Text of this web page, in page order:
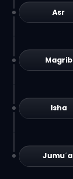
Asr
Magrib
Isha
Jumuʿa